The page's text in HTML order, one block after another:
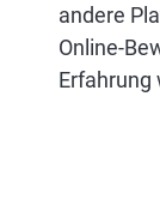
andere
Online-
Erfahrung